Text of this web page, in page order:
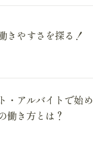
きやすさを探る！
・アルバイトで始め
働き方とは？